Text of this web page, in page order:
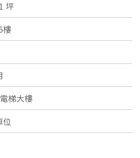
坪
樓
電梯大樓
位